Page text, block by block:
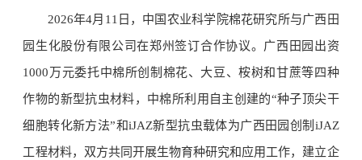
2026年4月11日，中国农业科学院棉花研究所与广西田
园生化股份有限公司在郑州签订合作协议。广西田园出资
1000万元委托中棉所创制棉花、大豆、桉树和甘蔗等四种
作物的新型抗虫材料，中棉所利用自主创建的“种子顶尖干
细胞转化新方法”和iJAZ新型抗虫载体为广西田园创制iJAZ
工程材料，双方共同开展生物育种研究和应用工作，建立企